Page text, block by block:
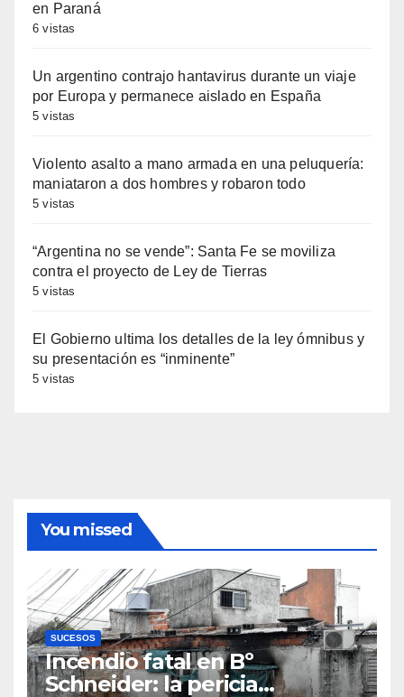
en Paraná
6 vistas
Un argentino contrajo hantavirus durante un viaje
por Europa y permanece aislado en España
5 vistas
Violento asalto a mano armada en una peluquería:
maniataron a dos hombres y robaron todo
5 vistas
“Argentina no se vende”: Santa Fe se moviliza
contra el proyecto de Ley de Tierras
5 vistas
El Gobierno ultima los detalles de la ley ómnibus y
su presentación es “inminente”
5 vistas
You missed
SUCESOS
Incendio fatal en Bº
Schneider: la pericia